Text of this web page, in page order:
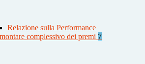
Relazione sulla Performance
complessivo dei premi 7